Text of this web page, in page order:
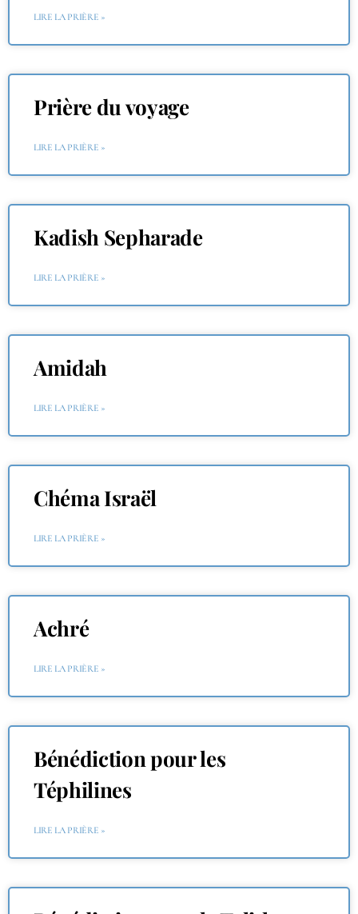
LIRE LA PRIÈRE »
Prière du voyage
LIRE LA PRIÈRE »
Kadish Sepharade
LIRE LA PRIÈRE »
Amidah
LIRE LA PRIÈRE »
Chéma Israël
LIRE LA PRIÈRE »
Achré
LIRE LA PRIÈRE »
Bénédiction pour les
Téphilines
LIRE LA PRIÈRE »